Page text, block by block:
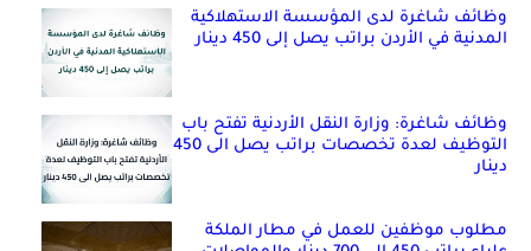
وظائف شاغرة لدى المؤسسة الاستهلاكية
المدنية في الأردن براتب يصل إلى 450 دينار
وظائف شاغرة: وزارة النقل الأردنية تفتح باب
التوظيف لعدة تخصصات براتب يصل الى 450
دينار
مطلوب موظفين للعمل في مطار الملكة